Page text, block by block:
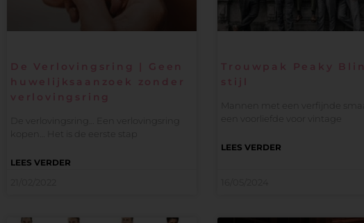
De Verlovingsring | Geen
huwelijksaanzoek zonder
verlovingsring
De verlovingsring… Een verlovingsring
kopen… Het is de eerste stap
LEES VERDER
Trouwpak Peaky
stijl
Mannen met een verfijnde
een voorliefde voor vintage
LEES VERDER